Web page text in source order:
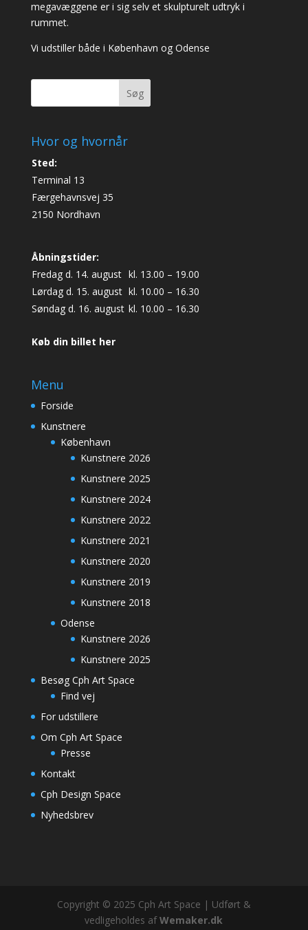
megavæggene er i sig selv et skulpturelt udtryk i
rummet.
Vi udstiller både i København og Odense
Søg
Hvor og hvornår
Sted:
Terminal 13
Færgehavnsvej 35
2150 Nordhavn
Åbningstider:
Fredag d. 14. august kl. 13.00 – 19.00
Lørdag d. 15. august kl. 10.00 – 16.30
Søndag d. 16. august kl. 10.00 – 16.30
Køb din billet her
Menu
Forside
Kunstnere
København
Kunstnere 2026
Kunstnere 2025
Kunstnere 2024
Kunstnere 2022
Kunstnere 2021
Kunstnere 2020
Kunstnere 2019
Kunstnere 2018
Odense
Kunstnere 2026
Kunstnere 2025
Besøg Cph Art Space
Find vej
For udstillere
Om Cph Art Space
Presse
Kontakt
Cph Design Space
Nyhedsbrev
Copyright © 2025 Cph Art Space | Udført &
vedligeholdes afWemaker.dk